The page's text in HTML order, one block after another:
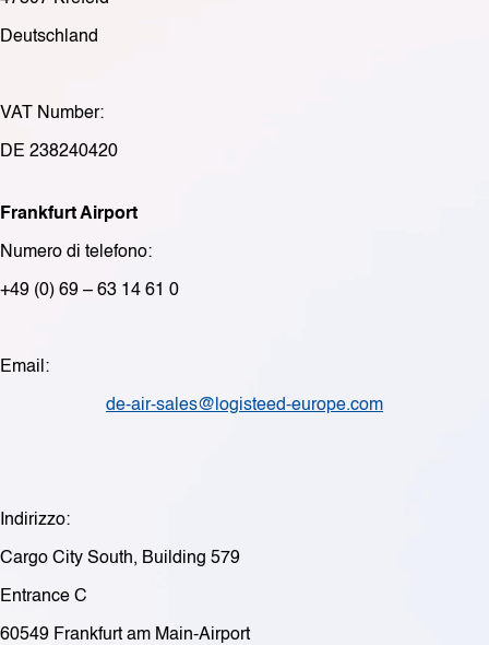
Deutschland
VAT Number:
DE 238240420
Frankfurt Airport
Numero di telefono:
+49 (0) 69 – 63 14 61 0
Email:
de-air-sales@logisteed-europe.com
Indirizzo:
Cargo City South, Building 579
Entrance C
60549 Frankfurt am Main-Airport